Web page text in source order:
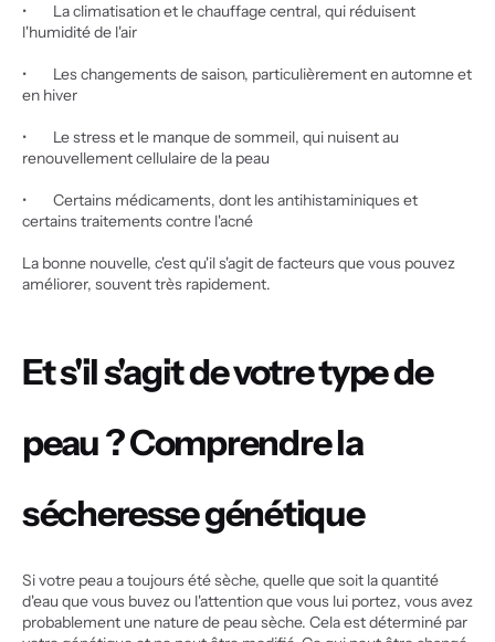
•        La climatisation et le chauffage central, qui réduisent
l'humidité de l'air
•        Les changements de saison, particulièrement en automne et
en hiver
•        Le stress et le manque de sommeil, qui nuisent au
renouvellement cellulaire de la peau
•        Certains médicaments, dont les antihistaminiques et
certains traitements contre l'acné
La bonne nouvelle, c'est qu'il s'agit de facteurs que vous pouvez
améliorer, souvent très rapidement.
Et s'il s'agit de votre type de
peau ? Comprendre la
sécheresse génétique
Si votre peau a toujours été sèche, quelle que soit la quantité
d'eau que vous buvez ou l'attention que vous lui portez, vous avez
probablement une nature de peau sèche. Cela est déterminé par